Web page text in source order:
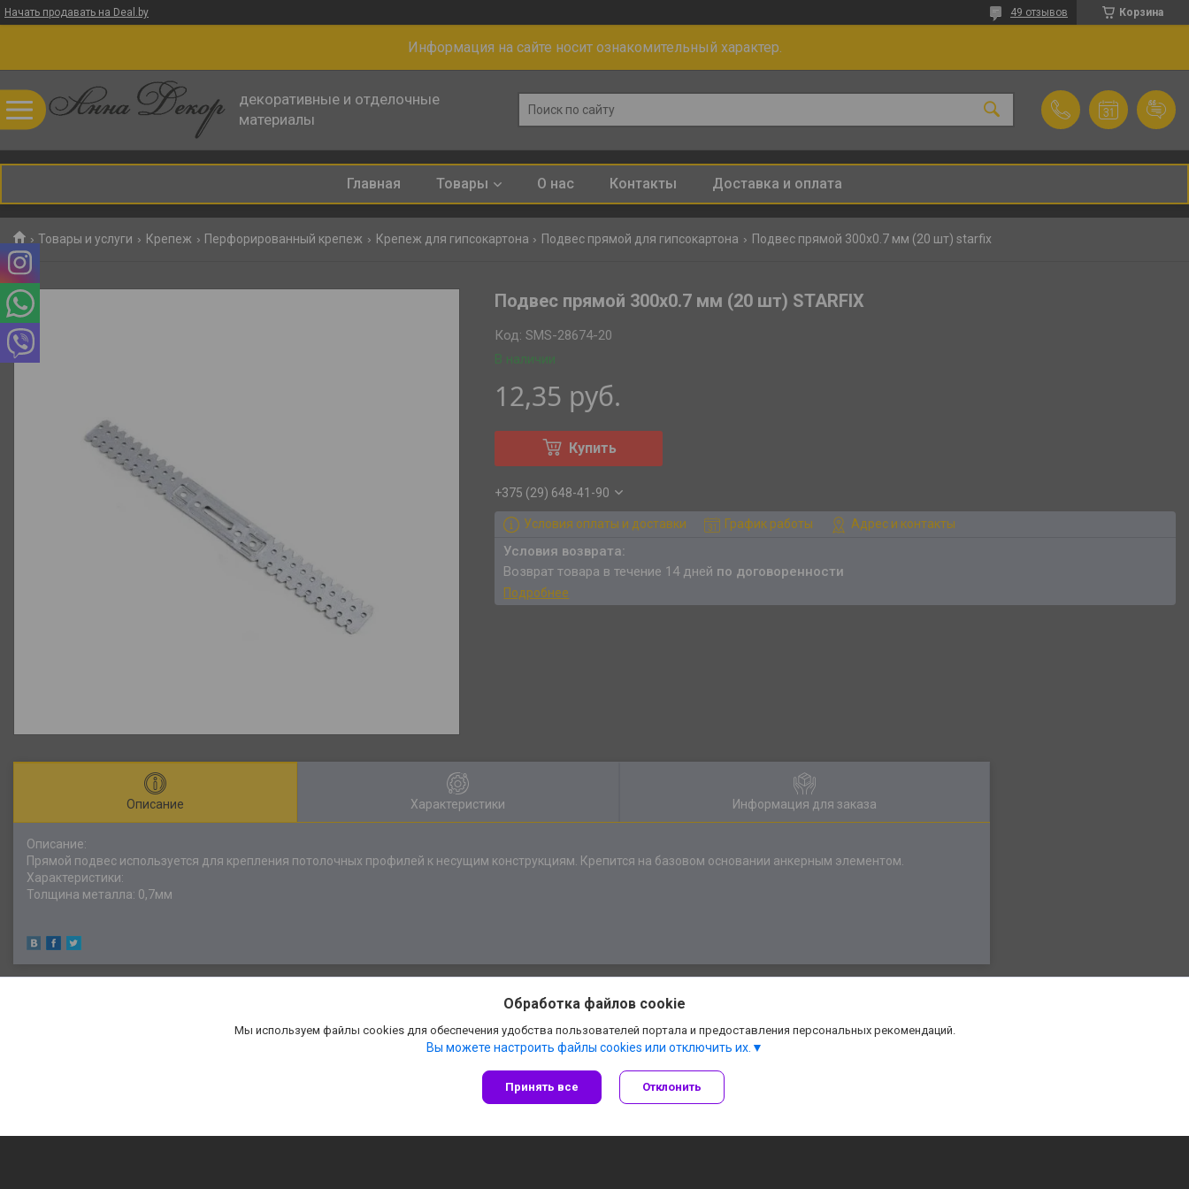
Начать продавать на Deal.by Корзина
49 отзывов
Информация на сайте носит ознакомительный характер.
декоративные и отделочные
материалы
Главная Товары О нас Контакты Доставка и оплата
Товары и услуги Крепеж Перфорированный крепеж Крепеж для гипсокартона Подвес прямой для гипсокартона Подвес прямой 300х0.7 мм (20 шт) starfix
Подвес прямой 300х0.7 мм (20 шт) STARFIX
В наличии
Код:SMS-28674-20
12,35 руб.
Купить
+375 (29) 648-41-90
Условия оплаты и доставки График работы Адрес и контакты
возврат товара в течение 14 дней по договоренности
Подробнее
Описание Характеристики Информация для заказа
Описание:
Прямой подвес используется для крепления потолочных профилей к несущим конструкциям. Крепится на базовом основании анкерным элементом.
Характеристики:
Толщина металла: 0,7мм
Сайт создан на платформе Deal.by
Политика обработки файлов cookies
Обработка файлов cookie
Мы используем файлы cookies для обеспечения удобства пользователей портала и предоставления персональных рекомендаций.
Вы можете настроить файлы cookies или отключить их.
Принять все Отклонить